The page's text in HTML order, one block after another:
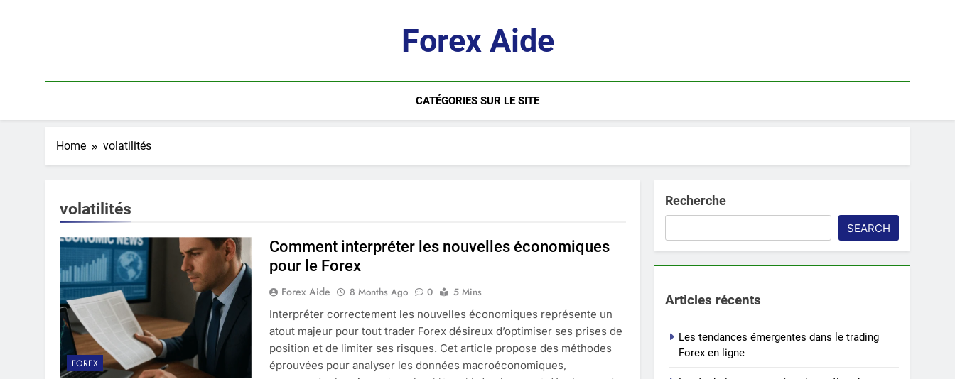
Forex Aide
CATÉGORIES SUR LE SITE
Home volatilités
volatilités
FOREX
Comment interpréter les nouvelles économiques
pour le Forex
Forex Aide 8 Months Ago 0
5 Mins
Interpréter correctement les nouvelles économiques représente un
atout majeur pour tout trader Forex désireux d’optimiser ses prises de
position et de limiter ses risques. Cet article propose des méthodes
éprouvées pour analyser les données macroéconomiques,
Recherche
SEARCH
Articles récents
Les tendances émergentes dans le trading
Forex en ligne